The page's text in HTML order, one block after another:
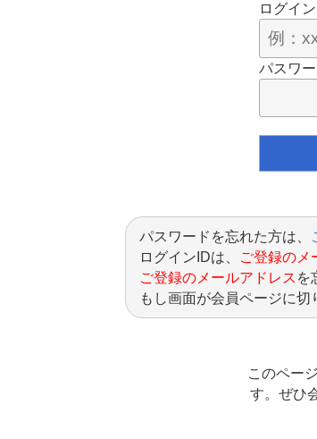
ログイ
パスワ
パスワードを忘れた方は、
ログインIDは、
ご登録のメ
ご登録のメールアドレス を
もし画面が会員ページに切
このページ
す。ぜひ